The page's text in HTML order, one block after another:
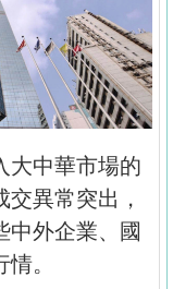
大中華市場的
異常突出，
中外企業、國
。